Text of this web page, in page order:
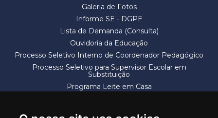
Galeria de Fotos
Informe SE - DGPE
Lista de Demanda (Consulta)
Ouvidoria da Educação
Processo Seletivo Interno de Coordenador Pedagógico
Processo Seletivo para Supervisor Escolar em
Substituição
Programa Leite em Casa